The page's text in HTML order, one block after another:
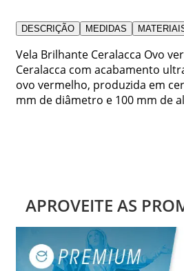
DESCRIÇÃO MEDIDAS
Vela Brilhante Ceralacca Ovo
Ceralacca com acabamento
ovo vermelho, produzida em
mm de diâmetro e 100 mm de
APROVEITE AS